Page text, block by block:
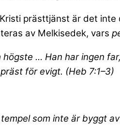
prästtjänst är det
av Melkisedek, vars
… Han har ingen
för evigt. (Heb 7:1–3)
som inte är byggt